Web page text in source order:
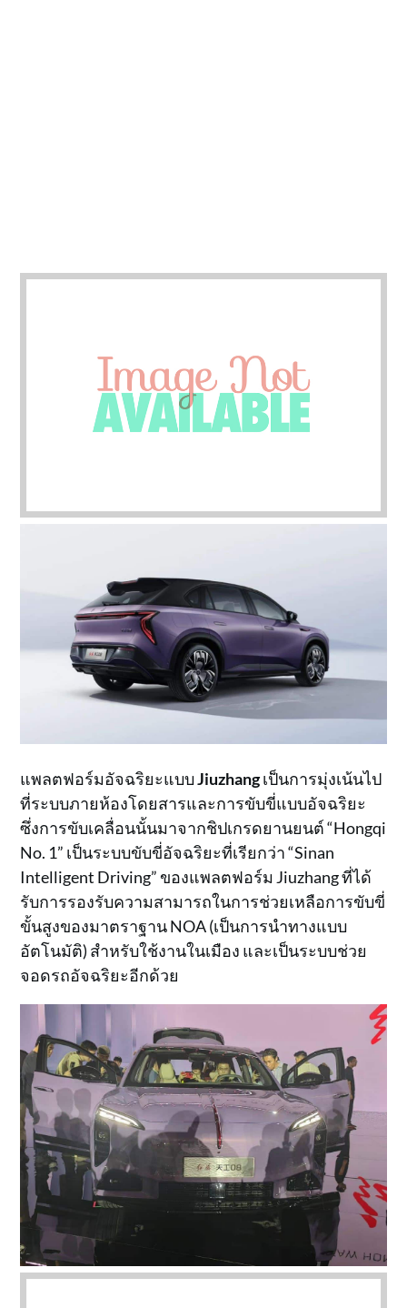
แพลตฟอร์มอัจฉริยะแบบJiuzhangเป็นการมุ่งเน้นไป
ที่ระบบภายห้องโดยสารและการขับขี่แบบอัจฉริยะ
ซึ่งการขับเคลื่อนนั้นมาจากชิปเกรดยานยนต์ “Hongqi
No. 1” เป็นระบบขับขี่อัจฉริยะที่เรียกว่า “Sinan
Intelligent Driving” ของแพลตฟอร์ม Jiuzhang ที่ได้
รับการรองรับความสามารถในการช่วยเหลือการขับขี่
ขั้นสูงของมาตราฐาน NOA (เป็นการนำทางแบบ
อัตโนมัติ) สำหรับใช้งานในเมือง และเป็นระบบช่วย
จอดรถอัจฉริยะอีกด้วย